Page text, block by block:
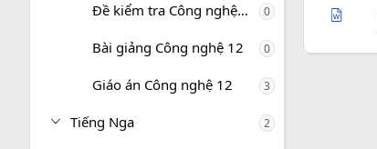
Đề kiểm tra Công nghệ 12 0
Bài giảng Công nghệ 12 0
Giáo án Công nghệ 12 3
Tiếng Nga 2